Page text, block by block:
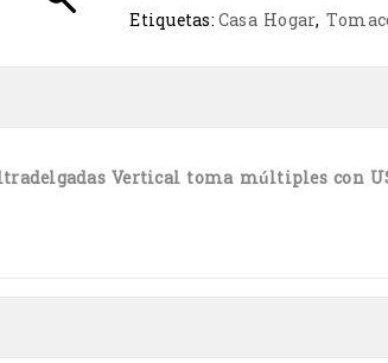
Etiquetas:Casa Hogar,
Vertical toma múltiples con